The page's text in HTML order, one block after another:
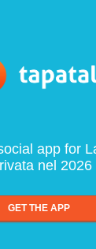
app for
nel 2026
GET THE APP